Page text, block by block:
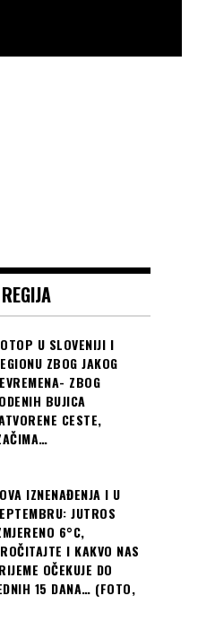
REGIJA
U SLOVENIJI I
ZBOG JAKOG
ZBOG
BUJICA
CESTE,
IZNENAĐENJA I U
JUTROS
6°C,
I KAKVO NAS
OČEKUJE DO
15 DANA… (FOTO,